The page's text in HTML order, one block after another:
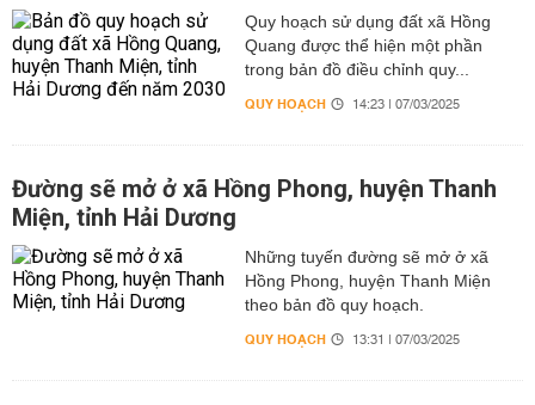
Quy hoạch sử dụng đất xã Hồng
Quang được thể hiện một phần
trong bản đồ điều chỉnh quy...
QUY HOẠCH 14:23 | 07/03/2025
Đường sẽ mở ở xã Hồng Phong, huyện Thanh
Miện, tỉnh Hải Dương
Những tuyến đường sẽ mở ở xã
Hồng Phong, huyện Thanh Miện
theo bản đồ quy hoạch.
QUY HOẠCH 13:31 | 07/03/2025